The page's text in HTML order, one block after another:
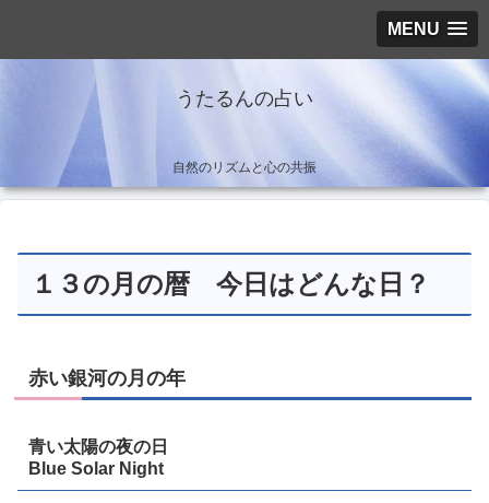
MENU
うたるんの占い
自然のリズムと心の共振
１３の月の暦 今日はどんな日？
赤い銀河の月の年
青い太陽の夜の日
Blue Solar Night